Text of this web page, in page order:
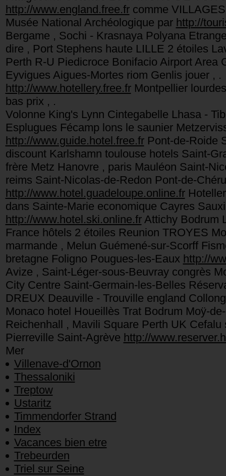
http://www.england.free.frcomme
Musée National Archéologique par http://
Bergame , Sochi - Krasnaya Polyana
dire , Port Stephens haute LILLE 2 étoiles
Perth R-U Piedicroce Bonifacio Airport Area
Eyvigues Aigues-Mortes riom Genlis jouer , .
http://www.hotellery.free.frMontpellier
bas prix , .
Volonne King's Lynn Cintegabelle Lhasa -
Esplugues Fécamp lons le saunier
http://www.guide.hotel.free.frPont-de-Roide
discount Karlshamn toulouse hotels Saint-
frère Metz Hanovre , paris Mauléon Saint-
reims Saint-Nicolas-de-Redon Pont-de-
http://www.hotel.guadeloupe.online.fr
dans Sainte-Marie economique Cayres
http://www.hotel.ski.online.frAttichy Bodrum
France hôtels 2 étoiles Reunion TROYES
marmande , Melun Guémené-sur-Scorff
bretagne Foligno Pougues-les-Eaux http://
Avize , Saint-Léger-sous-Beuvray congrès
City Centre Saint-Germain-les-Belles
DREUX Deauville - Trouville england
Monaco hotel Houeillès Trat Bodrum Moÿ-
Reichenhall , Mavili Square Perth UK
Pierreville Saint-Agrève http://
Mer
Villenave-d'Ornon
Thessaloniki
Treptow
Ustaritz
Timmendorfer Strand
Index
Vacances bien etre
Trebeurden
Triel sur Seine